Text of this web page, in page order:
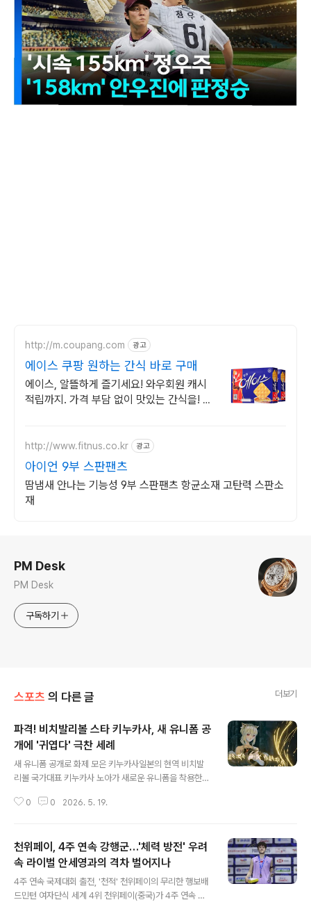
http://m.coupang.com 광고
에이스 쿠팡 원하는 간식 바로 구매
에이스, 알뜰하게 즐기세요! 와우회원 캐시
적립까지. 가격 부담 없이 맛있는 간식을! 쿠
http://www.fitnus.co.kr 광고
아이언 9부 스판팬츠
땀냄새 안나는 기능성 9부 스판팬츠 항균소재 고탄력 스판소
재
PM Desk
PM Desk
구독하기
스포츠 의 다른 글 더보기
파격! 비치발리볼 스타 키누카사, 새 유니폼 공
개에 '귀엽다' 극찬 세례
새 유니폼 공개로 화제 모은 키누카사일본의 현역 비치발
리볼 국가대표 키누카사 노아가 새로운 유니폼을 착용한
된 사진 속에서 키누카사는 분홍색, 주황색, 노란색이 어우
아내는 그녀의 모습은 팬들의 시선을 사로잡았습니다. 스
타성과 외모 겸비한 비치발리볼 에이스키누카사는 일본 비
치발리볼 국가대표로서 뛰어난 실력뿐만 아니라 남다른 외
모와 스타성을 겸비하여 수많은 팬을 확보하고 있는 스타
플레이어입니다. 단순히 스포츠 선수로서의 활동을 넘어
0 0 2026. 5. 19.
천위페이, 4주 연속 강행군…'체력 방전' 우려
속 라이벌 안세영과의 격차 벌어지나
4주 연속 국제대회 출전, '천적' 천위페이의 무리한 행보배
드민턴 여자단식 세계 4위 천위페이(중국)가 4주 연속 국